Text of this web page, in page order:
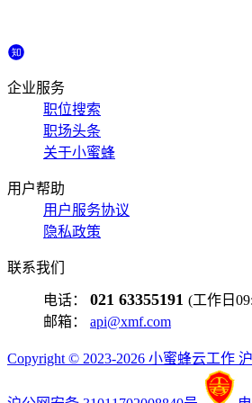
企业服务
职位搜索
职场头条
关于小蜜蜂
用户帮助
用户服务协议
隐私政策
联系我们
电话： 021 63355191 (工作日
邮箱： api@xmf.com
Copyright © 2023-2026 小蜜蜂云工作